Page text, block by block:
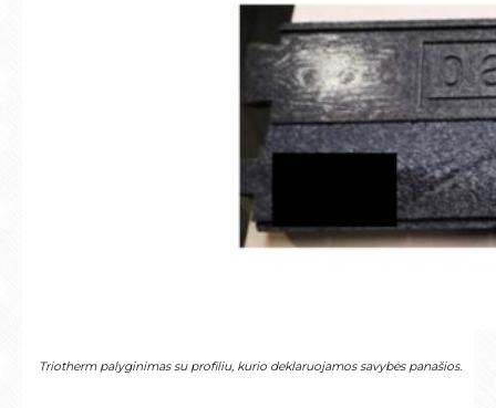
Triotherm palyginimas su profiliu, kurio deklaruojamos savybės panašios.